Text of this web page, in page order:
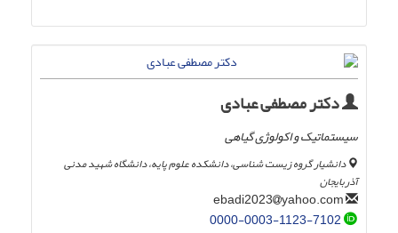
دکتر مصطفی عبادی
سیستماتیک و اکولوژی گیاهی
دانشیار گروه زیست شناسی، دانشکده علوم پایه، دانشگاه شهید مدنی
آذربایجان
yahoo.com
0000-0003-1123-7102